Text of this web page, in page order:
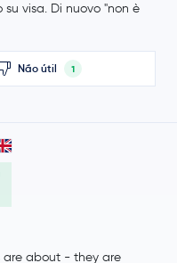
visa. Di nuovo "non è
Não útil 1
are about - they are